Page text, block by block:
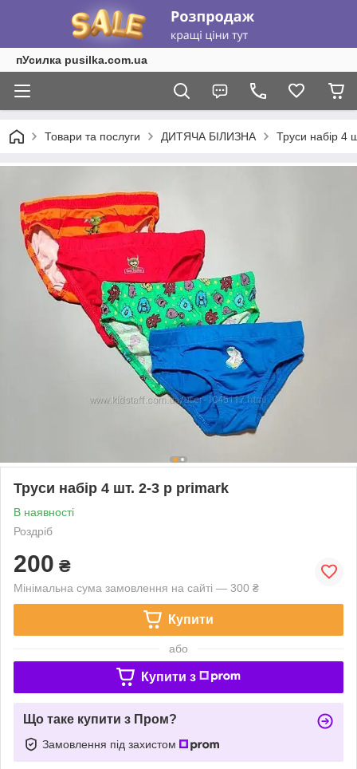
пУсилка pusilka.com.ua
Товари та послуги ДИТЯЧА БІЛИЗНА Труси набір 4
Труси набір 4 шт. 2-3 р primark
В наявності
Роздріб
200 ₴
Мінімальна сума замовлення на сайті — 300 ₴
Купити
або
Купити з
Що таке купити з Пром?
Замовлення під захистом